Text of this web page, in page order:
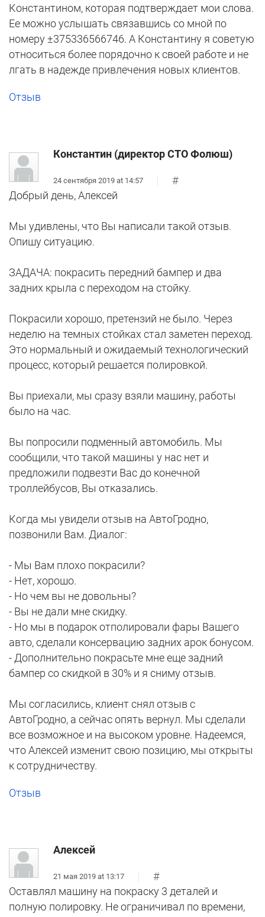
Константином, которая подтверждает мои слова.
Ее можно услышать связавшись со мной по
номеру ±375336566746. А Константину я советую
относиться более порядочно к своей работе и не
лгать в надежде привлечения новых клиентов.
Отзыв
Константин (директор СТО Фолюш)
24 сентября 2019 at 14:57
#
Добрый день, Алексей
Мы удивлены, что Вы написали такой отзыв.
Опишу ситуацию.
ЗАДАЧА: покрасить передний бампер и два
задних крыла с переходом на стойку.
Покрасили хорошо, претензий не было. Через
неделю на темных стойках стал заметен переход.
Это нормальный и ожидаемый технологический
процесс, который решается полировкой.
Вы приехали, мы сразу взяли машину, работы
было на час.
Вы попросили подменный автомобиль. Мы
сообщили, что такой машины у нас нет и
предложили подвезти Вас до конечной
троллейбусов, Вы отказались.
Когда мы увидели отзыв на АвтоГродно,
позвонили Вам. Диалог:
- Мы Вам плохо покрасили?
- Нет, хорошо.
- Но чем вы не довольны?
- Вы не дали мне скидку.
- Но мы в подарок отполировали фары Вашего
авто, сделали консервацию задних арок бонусом.
- Дополнительно покрасьте мне еще задний
бампер со скидкой в 30% и я сниму отзыв.
Мы согласились, клиент снял отзыв с
АвтоГродно, а сейчас опять вернул. Мы сделали
все возможное и на высоком уровне. Надеемся,
что Алексей изменит свою позицию, мы открыты
к сотрудничеству.
Отзыв
Алексей
21 мая 2019 at 13:17
#
Оставлял машину на покраску 3 деталей и
полную полировку. Не ограничивал по времени,